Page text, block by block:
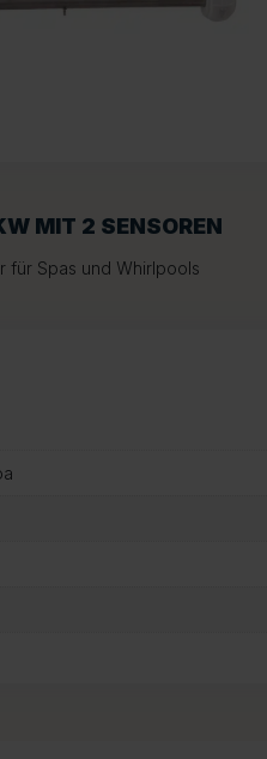
MIT 2 SENSOREN
für Spas und Whirlpools